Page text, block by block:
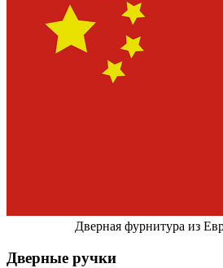
Дверная фурнитура из
Дверные ручки